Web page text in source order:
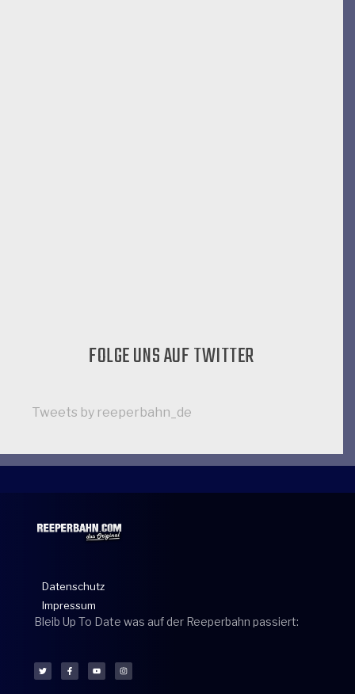
FOLGE UNS AUF TWITTER
Tweets by reeperbahn_de
Datenschutz
Impressum
Bleib Up To Date was auf der Reeperbahn passiert: